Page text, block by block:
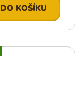
DO KOŠÍKU